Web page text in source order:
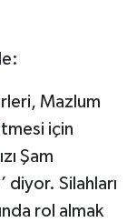
Mazlum
için
Şam
diyor. Silahları
rol almak